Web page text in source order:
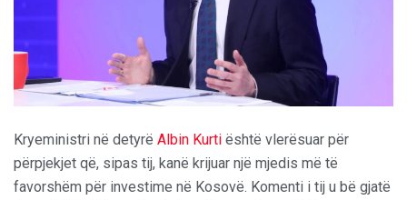
Kryeministri në detyrë Albin Kurti është vlerësuar për
përpjekjet që, sipas tij, kanë krijuar një mjedis më të
favorshëm për investime në Kosovë. Komenti i tij u bë gjatë